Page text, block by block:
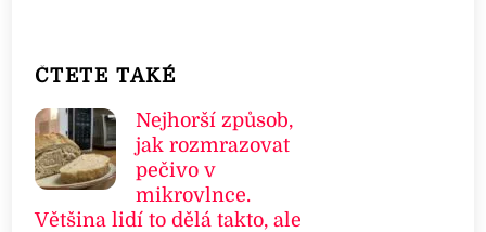
ČTETE TAKÉ
Nejhorší způsob,
jak rozmrazovat
pečivo v
mikrovlnce.
Většina lidí to dělá takto, ale